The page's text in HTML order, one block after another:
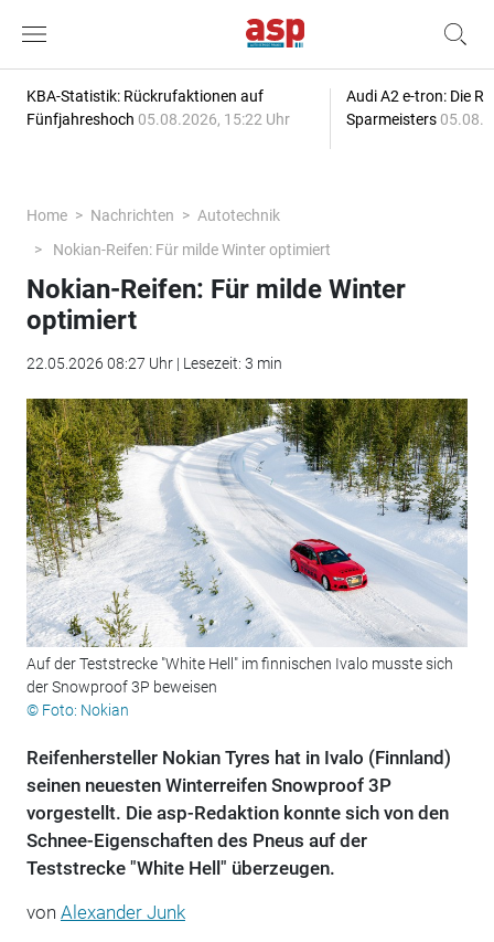
KBA-Statistik: Rückrufaktionen auf
Fünfjahreshoch 05.08.2026, 15:22 Uhr
Audi A2 e-tron: Die
Sparmeisters
Home Nachrichten
Autotechnik
Nokian-Reifen: Für milde Winter optimiert
Nokian-Reifen: Für milde Winter
optimiert
22.05.2026 08:27 Uhr | Lesezeit: 3 min
Auf der Teststrecke "White Hell" im finnischen Ivalo musste sich
der Snowproof 3P beweisen
© Foto: Nokian
Reifenhersteller Nokian Tyres hat in Ivalo (Finnland)
seinen neuesten Winterreifen Snowproof 3P
vorgestellt. Die asp-Redaktion konnte sich von den
Schnee-Eigenschaften des Pneus auf der
Teststrecke "White Hell" überzeugen.
von Alexander Junk